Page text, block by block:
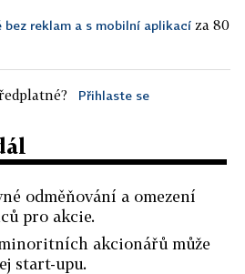
bez reklam a s mobilní aplikací za 80
Přihlaste se
odměňování a omezení
pro akcie.
akcionářů může
start-upu.